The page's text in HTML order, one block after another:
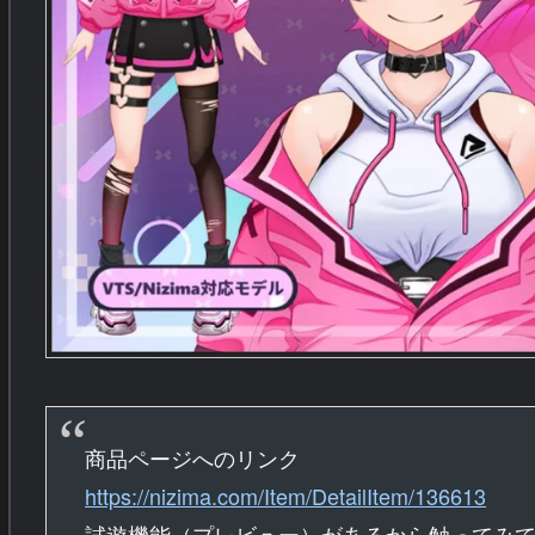
商品ページへのリンク
https://nizima.com/Item/DetailItem/136613